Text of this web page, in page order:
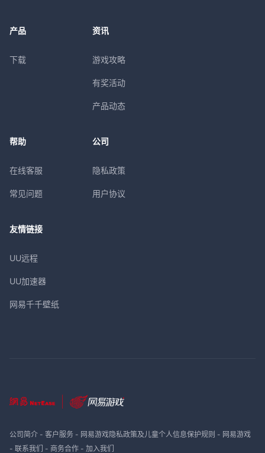
产品
下载
资讯
游戏攻略
有奖活动
产品动态
帮助
在线客服
常见问题
公司
隐私政策
用户协议
友情链接
UU远程
UU加速器
网易千千壁纸
公司简介- 客户服务- 网易游戏隐私政策及儿童个人信息保护规则 - 网易游戏
- 联系我们 - 商务合作- 加入我们